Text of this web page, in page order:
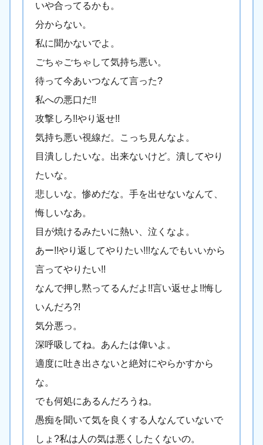
いや合ってるかも。
分からない。
私に聞かないでよ。
ごちゃごちゃして気持ち悪い。
待って今あいつなんて言った?
私への悪口だ!!
攻撃しろ!!やり返せ!!
気持ち悪い視線だ。こっち見んなよ。
目潰ししたいな。出来ないけど。潰してやり
たいな。
悲しいな。惨めだな。手を出せないなんて、
悔しいなあ。
目が焼けるみたいに熱い、泣くなよ。
あー!!やり返してやりたい!!!なんでもいいから
言ってやりたい!!
なんで押し黙ってるんだよ!!言い返せよ!!悔し
いんだろ?!
気分悪っ。
深呼吸してね。あんたは偉いよ。
適度に吐き出さないと絶対にやらかすから
な。
でも何処にあるんだろうね。
愚痴を聞いて気を良くする人なんていないで
しょ?私は人の気は悪くしたくないの。